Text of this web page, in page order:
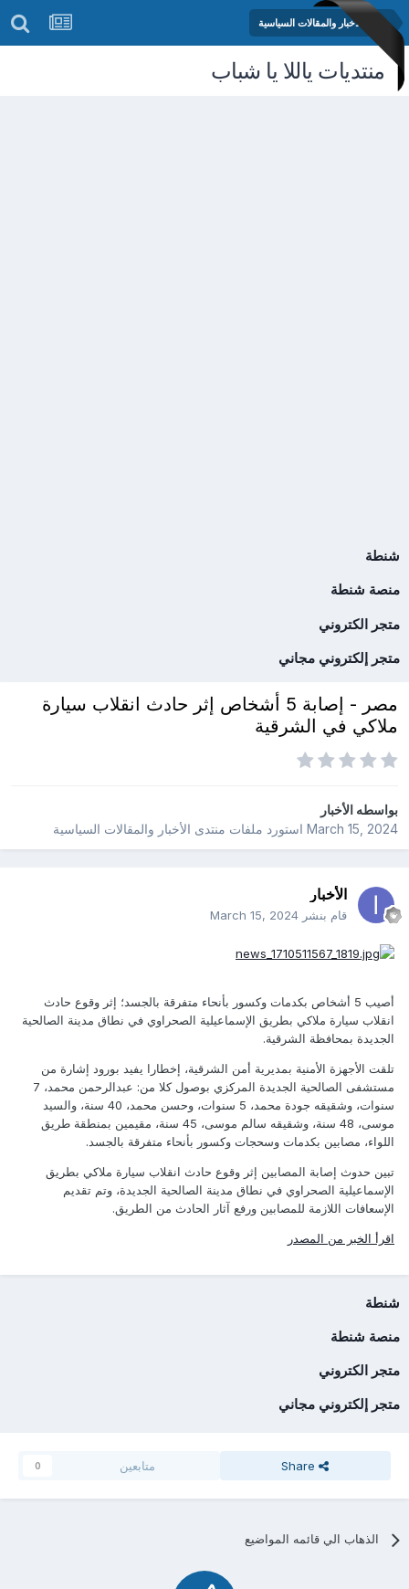
منتدى الأخبار والمقالات السياسية
منتديات ياللا يا شباب
شنطة
منصة شنطة
متجر الكتروني
متجر إلكتروني مجاني
مصر - إصابة 5 أشخاص إثر حادث انقلاب سيارة
ملاكي في الشرقية
بواسطهالأخبار
March 15, 2024استورد ملفات منتدى الأخبار والمقالات السياسية
الأخبار
قام بنشر March 15, 2024
أصيب 5 أشخاص بكدمات وكسور بأنحاء متفرقة بالجسد؛ إثر وقوع حادث
انقلاب سيارة ملاكي بطريق الإسماعيلية الصحراوي في نطاق مدينة الصالحية
الجديدة بمحافظة الشرقية.
تلقت الأجهزة الأمنية بمديرية أمن الشرقية، إخطارا يفيد بورود إشارة من
مستشفى الصالحية الجديدة المركزي بوصول كلا من: عبدالرحمن محمد، 7
سنوات، وشقيقه جودة محمد، 5 سنوات، وحسن محمد، 40 سنة، والسيد
موسى، 48 سنة، وشقيقه سالم موسى، 45 سنة، مقيمين بمنطقة طريق
اللواء، مصابين بكدمات وسحجات وكسور بأنحاء متفرقة بالجسد.
تبين حدوث إصابة المصابين إثر وقوع حادث انقلاب سيارة ملاكي بطريق
الإسماعيلية الصحراوي في نطاق مدينة الصالحية الجديدة، وتم تقديم
الإسعافات اللازمة للمصابين ورفع آثار الحادث من الطريق.
اقرأ الخبر من المصدر
شنطة
منصة شنطة
متجر الكتروني
متجر إلكتروني مجاني
Share متابعين 0
الذهاب الي قائمه المواضيع